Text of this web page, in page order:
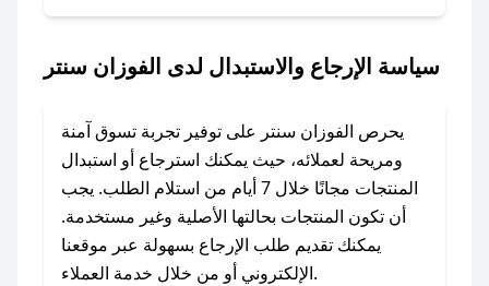
المفضل؟
مراسلتنا مباشرة وسنعمل على توفير الكوبونات في
### كيف تحصل على كوبونات خصم حصرية من
الفوزان سنتر؟
للحصول على كوبونات وخصومات حصرية، قم بما
يلي:
- اضغط على أيقونة متابعة لمتجر الفوزان سنتر في
سياسة الإرجاع والاستبدال لدى الفوزان سنتر
يحرص الفوزان سنتر على توفير تجربة تسوق آمنة
ومريحة لعملائه، حيث يمكنك استرجاع أو استبدال
المنتجات مجانًا خلال 7 أيام من استلام الطلب. يجب
أن تكون المنتجات بحالتها الأصلية وغير مستخدمة.
يمكنك تقديم طلب الإرجاع بسهولة عبر موقعنا
الإلكتروني أو من خلال خدمة العملاء.